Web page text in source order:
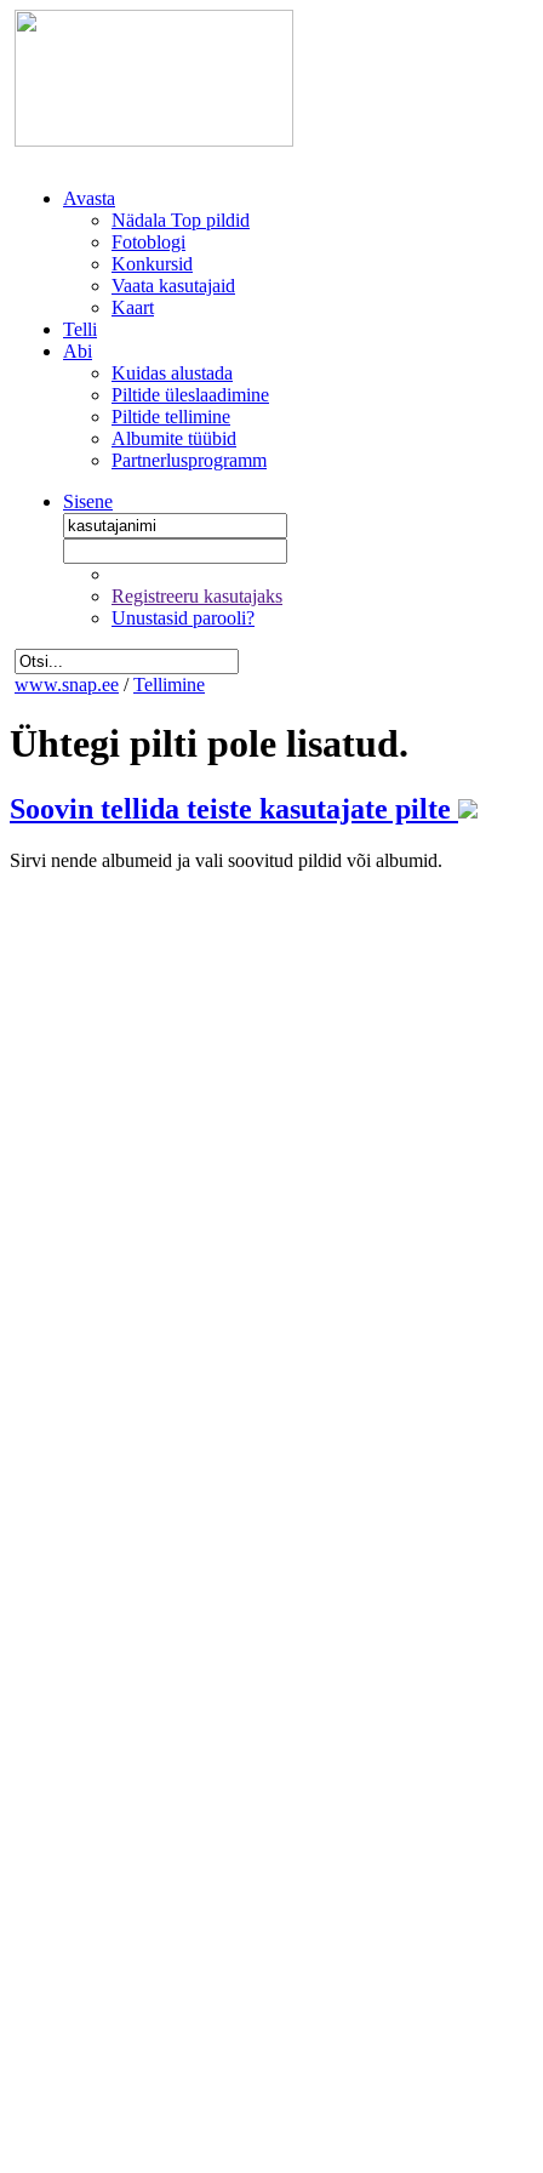
Avasta
Nädala Top pildid
Fotoblogi
Konkursid
Vaata kasutajaid
Kaart
Telli
Abi
Kuidas alustada
Piltide üleslaadimine
Piltide tellimine
Albumite tüübid
Partnerlusprogramm
Sisene
Registreeru kasutajaks
Unustasid parooli?
www.snap.ee / Tellimine
Ühtegi pilti pole lisatud.
Soovin tellida teiste kasutajate pilte
Sirvi nende albumeid ja vali soovitud pildid või albumid.